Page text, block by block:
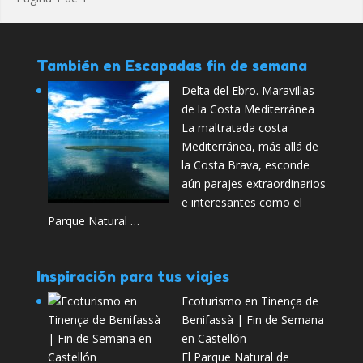
También en Escapadas fin de semana
Delta del Ebro. Maravillas
de la Costa Mediterránea
La maltratada costa
Mediterránea, más allá de
la Costa Brava, esconde
aún parajes extraordinarios
e interesantes como el
Parque Natural …
Inspiración para tus viajes
Ecoturismo en Tinença de
Benifassà | Fin de Semana
en Castellón
El Parque Natural de